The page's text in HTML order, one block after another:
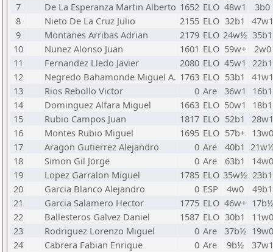
7
De La Esperanza Martin Alberto 1652 ELO 48w1
3b0
8
Nieto De La Cruz Julio 2155 ELO 32b1
47w1
9
Montanes Arribas Adrian 2179 ELO 24w½ 35b1
10
Nunez Alonso Juan 1601 ELO 59w+
2w0
11
Fernandez Lledo Javier 2080 ELO 45w1 22b1
12
Negredo Bahamonde Miguel A. 1763 ELO 53b1
41w1
13
Rios Rebollo Victor 0 Are 36w1
16b1
14
Dominguez Alfara Miguel 1663 ELO 50w1
18b1
15
Rubio Campos Juan 1817 ELO 52b1
28w1
16
Montes Rubio Miguel 1695 ELO 57b+ 13w0
17
Aragon Gutierrez Alejandro 0 Are 40b1
18
Simon Gil Jorge 0 Are 63b1
14w0
19
Lopez Garralon Miguel 1785 ELO 35w½ 23b1
20
Garcia Blanco Alejandro 0 ESP 4w0
49b1
21
Garcia Salamero Hector 1775 ELO 46w+ 17b½
22
Ballesteros Galvez Daniel 1587 ELO 30b1
11w0
23
Rodriguez Lorenzo Miguel 0 Are 37b½ 19w0
24
Cabrera Fabian Enrique 0 Are 9b½
37w1